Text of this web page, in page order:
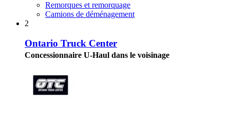
Remorques et remorquage
Camions de déménagement
2
Ontario Truck Center
Concessionnaire U-Haul dans le voisinage